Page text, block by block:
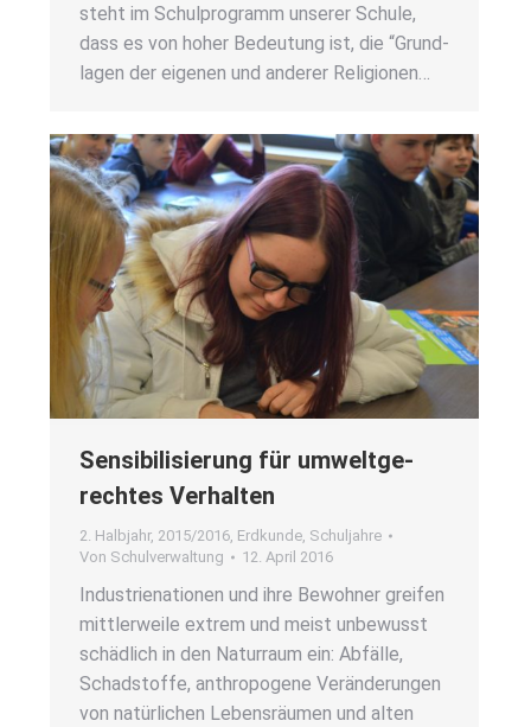
steht im Schul­pro­gramm unse­rer Schu­le,
dass es von hoher Bedeu­tung ist, die “Grund­
la­gen der eige­nen und ande­rer Reli­gio­nen…
Sen­si­bi­li­sie­rung für umwelt­ge­
rech­tes Ver­hal­ten
2. Halbjahr, 2015/2016, Erdkunde, Schuljahre
Von Schulverwaltung 12. April 2016
Indus­trie­na­tio­nen und ihre Bewoh­ner grei­fen
mitt­ler­wei­le extrem und meist unbe­wusst
schäd­lich in den Natur­raum ein: Abfäl­le,
Schad­stof­fe, anthro­po­ge­ne Ver­än­de­run­gen
von natür­li­chen Lebens­räu­men und alten